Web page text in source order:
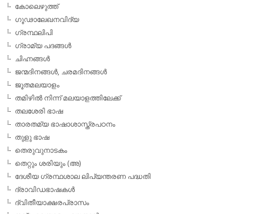
കോലെഴുത്ത്
ഗൂഢാലേഖനവിദ്യ
ഗ്രന്ഥലിപി
ഗ്രാമ്യ പദങ്ങള്‍
ചിഹ്നങ്ങള്‍
ജന്മദിനങ്ങള്‍, ചരമദിനങ്ങള്‍
ജൂതമലയാളം
തമിഴില്‍ നിന്ന് മലയാളത്തിലേക്ക്
തലശേരി ഭാഷ
താരതമ്യ ഭാഷാശാസ്ത്രപഠനം
തുളു ഭാഷ
തെരുവുനാടകം
തെറ്റും ശരിയും (അ)
ദേശീയ ഗ്രന്ഥശാല ലിപ്യന്തരണ പദ്ധതി
ദ്രാവിഡഭാഷകള്‍
ദ്വിതീയാക്ഷരപ്രാസം